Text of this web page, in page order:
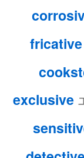
fricative
exclusive